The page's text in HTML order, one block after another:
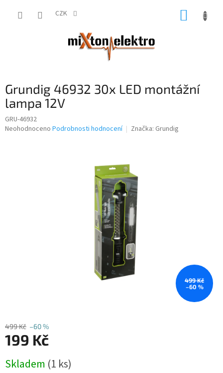
CZK
Grundig 46932 30x LED montážní
lampa 12V
GRU-46932
Průměrné
Neohodnoceno Podrobnosti hodnocení Značka: Grundig
499 Kč
–60 %
499 Kč –60 %
199 Kč
cena:
Skladem (1 ks)